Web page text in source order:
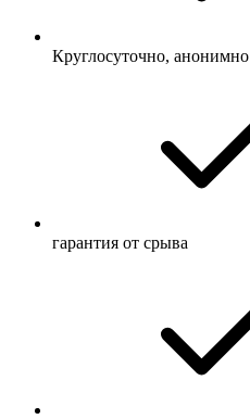
Круглосуточно, анонимно
гарантия от срыва